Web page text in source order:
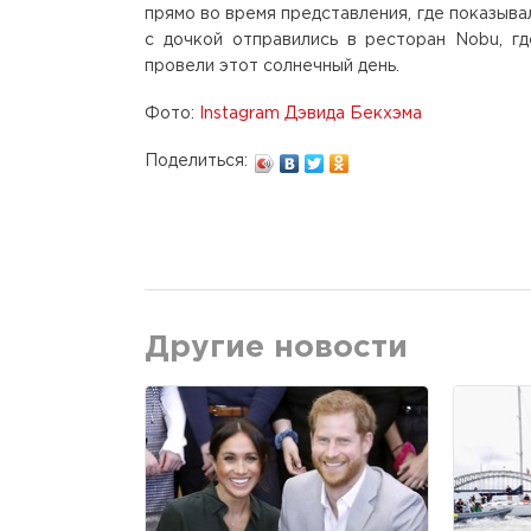
прямо во время представления, где
с дочкой отправились в ресторан Nobu,
провели этот солнечный день.
Фото: Instagram Дэвида Бекхэма
Поделиться:
Другие новости